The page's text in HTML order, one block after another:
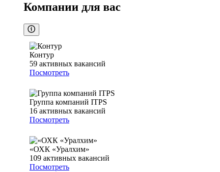
Компании для вас
Контур
59 активных вакансий
Посмотреть
Группа компаний ITPS
16 активных вакансий
Посмотреть
«ОХК «Уралхим»
109 активных вакансий
Посмотреть